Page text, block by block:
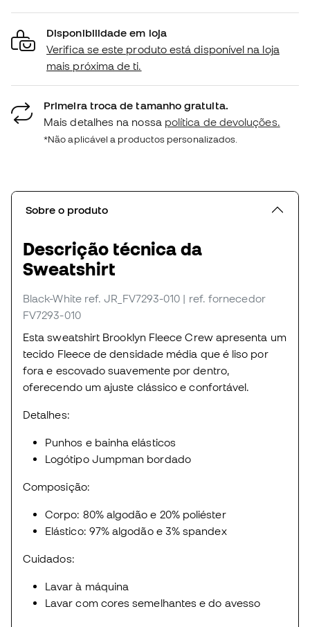
Disponibilidade em loja
Verifica se este produto está disponível na loja
mais próxima de ti.
Primeira troca de tamanho gratuita.
Mais detalhes na nossa política de devoluções.
*Não aplicável a productos personalizados.
Sobre o produto
Descrição técnica da
Sweatshirt
Black-White ref. JR_FV7293-010 | ref. fornecedor
FV7293-010
Esta sweatshirt Brooklyn Fleece Crew apresenta um
tecido Fleece de densidade média que é liso por
fora e escovado suavemente por dentro,
oferecendo um ajuste clássico e confortável.
Detalhes:
Punhos e bainha elásticos
Logótipo Jumpman bordado
Composição:
Corpo: 80% algodão e 20% poliéster
Elástico: 97% algodão e 3% spandex
Cuidados:
Lavar à máquina
Lavar com cores semelhantes e do avesso